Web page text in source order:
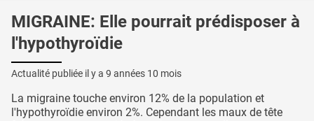
MIGRAINE: Elle pourrait prédisposer à
l'hypothyroïdie
Actualité publiée il y a 9 années 10 mois
La migraine touche environ 12% de la population et
l'hypothyroïdie environ 2%. Cependant les maux de tête